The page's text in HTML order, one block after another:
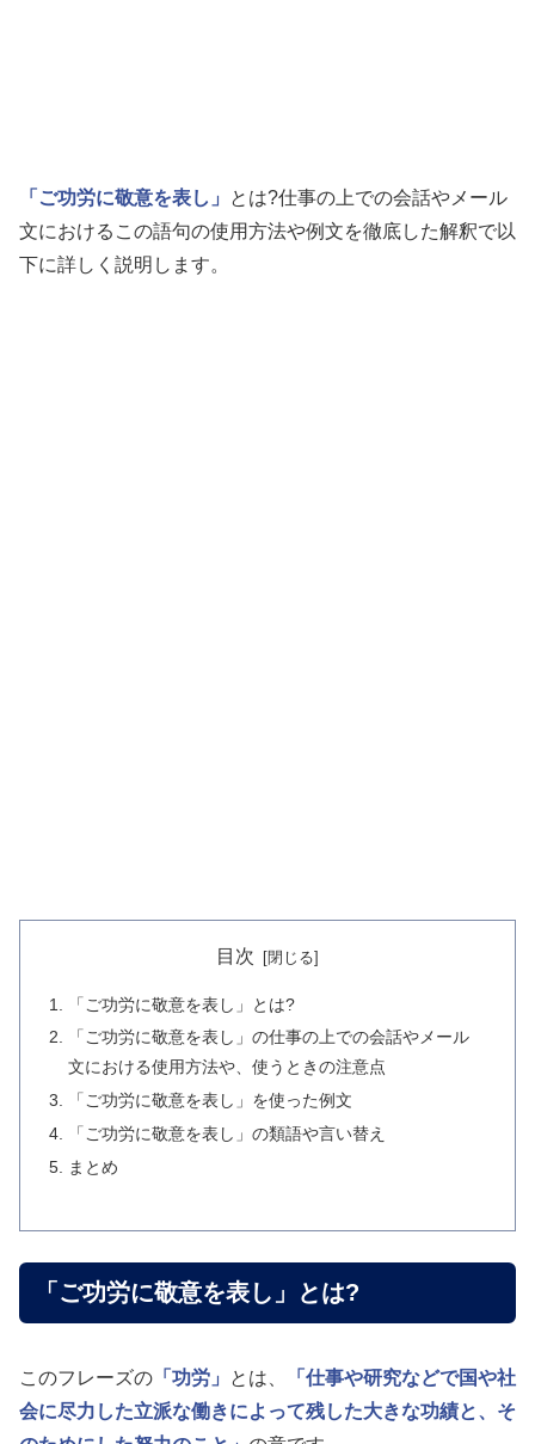
「ご功労に敬意を表し」
とは?仕事の上での会話やメール
文におけるこの語句の使用方法や例文を徹底した解釈で以
下に詳しく説明します。
目次
「ご功労に敬意を表し」とは?
「ご功労に敬意を表し」の仕事の上での会話やメール
文における使用方法や、使うときの注意点
「ご功労に敬意を表し」を使った例文
「ご功労に敬意を表し」の類語や言い替え
まとめ
「ご功労に敬意を表し」とは?
このフレーズの 「功労」 とは、
「仕事や研究などで国や社
会に尽力した立派な働きによって残した大きな功績と、そ